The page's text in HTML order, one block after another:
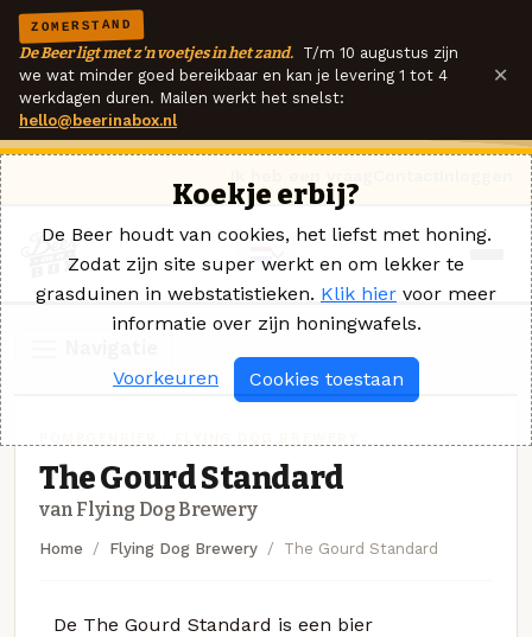
ZOMERSTAND
De Beer ligt met z'n voetjes in het zand. T/m 10 augustus zijn
we wat minder goed bereikbaar en kan je levering 1 tot 4
werkdagen duren. Mailen werkt het snelst:
hello@beerinabox.nl
×
The Gourd Standard
van Flying Dog Brewery
Home Flying Dog Brewery The Gourd Standard
De The Gourd Standard is een bier
Koekje erbij?
De Beer houdt van cookies, het liefst met honing.
Zodat zijn site super werkt en om lekker te
grasduinen in webstatistieken. Klik hier voor meer
informatie over zijn honingwafels.
Voorkeuren Cookies toestaan